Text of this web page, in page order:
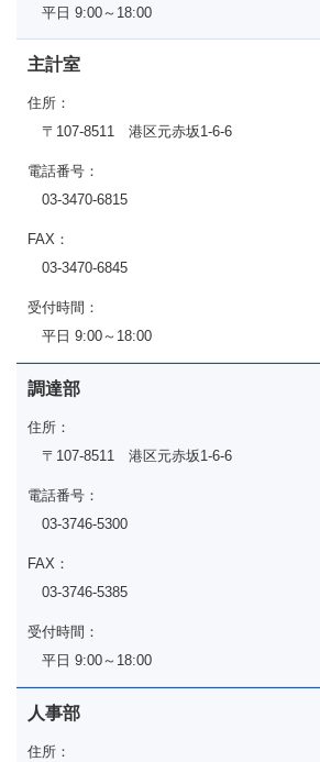
平日 9:00～18:00
主計室
住所：
〒107-8511 港区元赤坂1-6-6
電話番号：
03-3470-6815
FAX：
03-3470-6845
受付時間：
平日 9:00～18:00
調達部
住所：
〒107-8511 港区元赤坂1-6-6
電話番号：
03-3746-5300
FAX：
03-3746-5385
受付時間：
平日 9:00～18:00
人事部
住所：